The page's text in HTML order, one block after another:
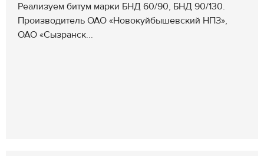
Реализуем битум марки БНД 60/90, БНД 90/130.
Производитель ОАО «Новокуйбышевский НПЗ»,
ОАО «Сызранск...